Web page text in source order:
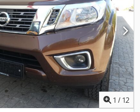
руля, кондиционер, круиз-
система, подогрев сиденья,
противотуманные фары,
контроля тяги, центральный
стабилизации (ESP),
электрорегулируемое
1 / 12